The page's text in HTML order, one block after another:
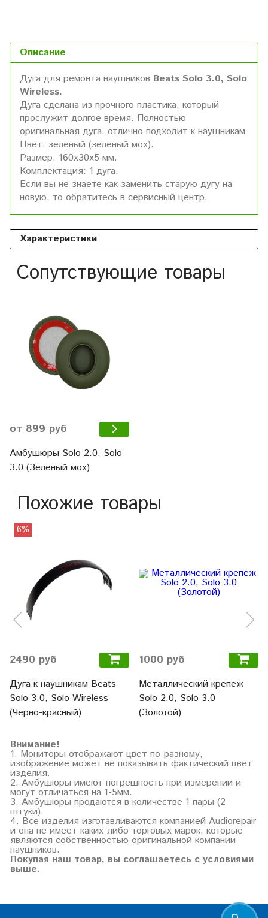
Описание
Дуга для ремонта наушников Beats Solo 3.0, Solo
Wireless.
Дуга сделана из прочного пластика, который
прослужит долгое время. Полностью
оригинальная дуга, отлично подходит к наушникам
Цвет: зеленый (зеленый мох).
Размер: 160х30х5 мм.
Комплектация: 1 дуга.
Если вы не знаете как заменить старую дугу на
новую, то обратитесь в сервисный центр.
Характеристики
Сопутствующие товары
от 899 руб
Амбушюры Solo 2.0, Solo
3.0 (Зеленый мох)
Похожие товары
6%
2490 руб
Дуга к наушникам Beats
Solo 3.0, Solo Wireless
(Черно-красный)
1000 руб
Металлический крепеж
Solo 2.0, Solo 3.0
(Золотой)
Внимание!
1. Мониторы отображают цвет по-разному,
изображение может не показывать фактический цвет
изделия.
2. Амбушюры имеют погрешность при измерении и
могут отличаться на 1-5мм.
3. Амбушюры продаются в количестве 1 пары (2
штуки).
4. Все изделия изготавливаются компанией Audiorepair
и она не имеет каких-либо торговых марок, которые
являются собственностью оригинальной компании
наушников.
Покупая наш товар, вы соглашаетесь с условиями
выше.